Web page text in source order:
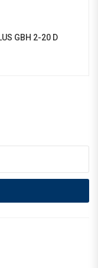
GBH 2-20 D